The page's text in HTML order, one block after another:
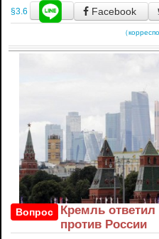
§3.6 Facebook
（
Вопрос
Кремль
против России